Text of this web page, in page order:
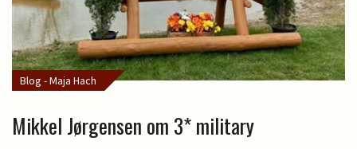
Blog - Maja Hach
Mikkel Jørgensen om 3* military